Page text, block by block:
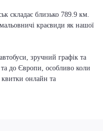
складає близько 789.9 км.
краєвиди як нашої
зручний графік та
та до Європи, особливо коли
онлайн та